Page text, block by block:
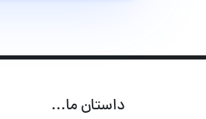
داستان ما...